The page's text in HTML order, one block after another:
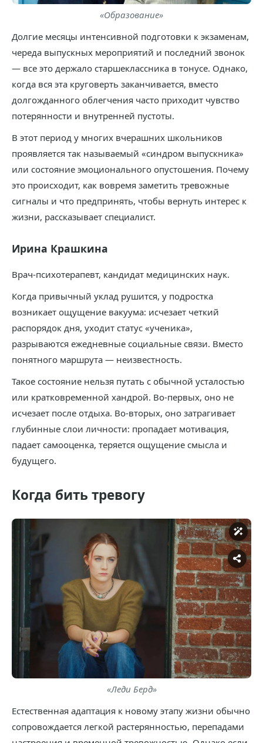
«Образование»
Долгие месяцы интенсивной подготовки к экзаменам,
череда выпускных мероприятий и последний звонок
— все это держало старшеклассника в тонусе. Однако,
когда вся эта круговерть заканчивается, вместо
долгожданного облегчения часто приходит чувство
потерянности и внутренней пустоты.
В этот период у многих вчерашних школьников
проявляется так называемый «синдром выпускника»
или состояние эмоционального опустошения. Почему
это происходит, как вовремя заметить тревожные
сигналы и что предпринять, чтобы вернуть интерес к
жизни, рассказывает специалист.
Ирина Крашкина
Врач-психотерапевт, кандидат медицинских наук.
Когда привычный уклад рушится, у подростка
возникает ощущение вакуума: исчезает четкий
распорядок дня, уходит статус «ученика»,
разрываются ежедневные социальные связи. Вместо
понятного маршрута — неизвестность.
Такое состояние нельзя путать с обычной усталостью
или кратковременной хандрой. Во-первых, оно не
исчезает после отдыха. Во-вторых, оно затрагивает
глубинные слои личности: пропадает мотивация,
падает самооценка, теряется ощущение смысла и
будущего.
Когда бить тревогу
«Леди Берд»
Естественная адаптация к новому этапу жизни обычно
сопровождается легкой растерянностью, перепадами